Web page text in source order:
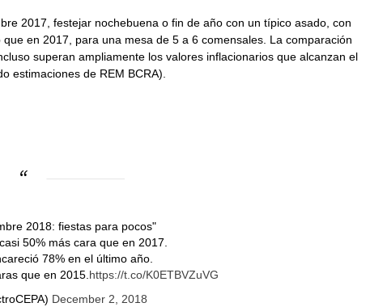
2017, festejar nochebuena o fin de año con un típico asado, con
en 2017, para una mesa de 5 a 6 comensales. La comparación
superan ampliamente los valores inflacionarios que alcanzan el
estimaciones de REM BCRA).
2018: fiestas para pocos"
50% más cara que en 2017.
78% en el último año.
que en 2015. https://t.co/K0ETBVZuVG
December 2, 2018